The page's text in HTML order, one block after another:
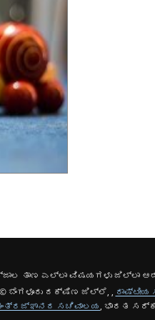
ತಾಣ ಎಲ್ಲಾ ವಿಷಯಗಳು ಜಿಲ್ಲಾ
© ಬೆಂಗಳೂರು ದಕ್ಷಿಣ ಜಿಲ್ಲೆ, , ರಾಷ್ಟೀಯ
ಸಚಿವಾಲಯ, ಭಾರತ